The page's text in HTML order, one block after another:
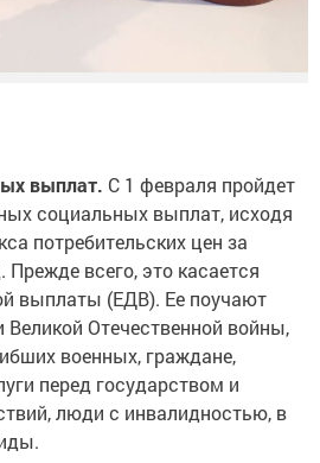
выплат. С 1 февраля пройдет
социальных выплат, исходя
потребительских цен за
всего, это касается
выплаты (ЕДВ). Ее поучают
Отечественной войны,
военных, граждане,
перед государством и
люди с инвалидностью, в